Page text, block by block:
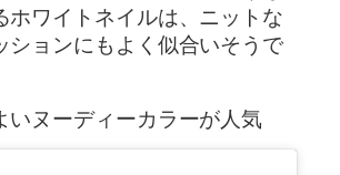
ホワイトネイルは、ニットな
ションにもよく似合いそうで
いヌーディーカラーが人気